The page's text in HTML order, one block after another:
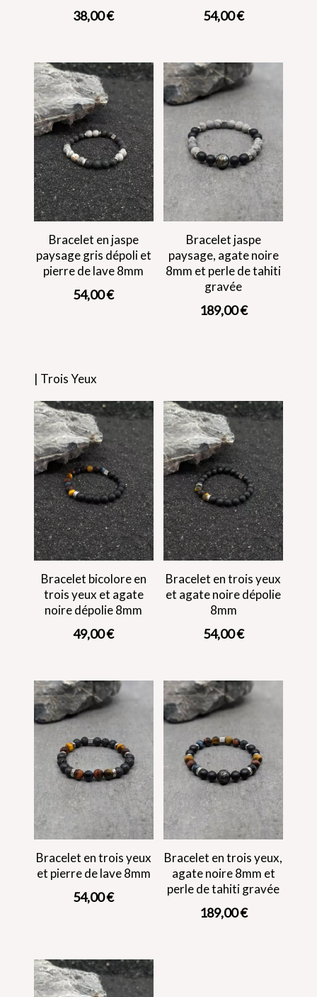
38,00€ 54,00€
Bracelet en jaspe
paysage gris dépoli et
pierre de lave 8mm
54,00€
Bracelet jaspe
paysage, agate noire
8mm et perle de tahiti
gravée
189,00€
| Trois Yeux
Bracelet bicolore en
trois yeux et agate
noire dépolie 8mm
49,00€
Bracelet en trois yeux
et agate noire dépolie
8mm
54,00€
Bracelet en trois yeux
et pierre de lave 8mm
54,00€
Bracelet en trois yeux,
agate noire 8mm et
perle de tahiti gravée
189,00€